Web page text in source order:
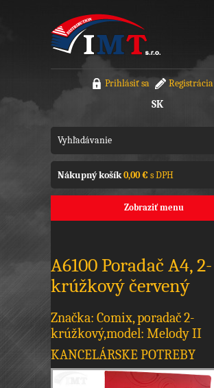
Prihlásiť sa Registrácia
SK
Nákupný košík0,00 €s DPH
Zobraziť menu
A6100 Poradač A4, 2-
krúžkový červený
Značka: Comix, poradač 2-
krúžkový,model: Melody II
KANCELÁRSKE POTREBY